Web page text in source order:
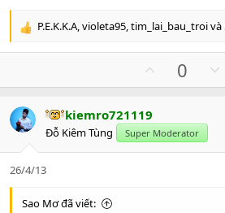
R
t
i
o
n
s
:
P.E.K.K.A violeta95 tim_lai_bau_troivà
p
o
t
e
0
kiemro721119
Đỗ Kiêm Tùng Super Moderator
26/4/13
Sao Mơ đã viết: